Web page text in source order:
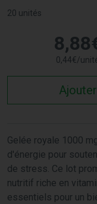
20 unités
8,88
0,44€/
Ajouter
Gelée royale 1000
d'énergie pour
de stress. Ce lot
nutritif riche en
essentiels pour un